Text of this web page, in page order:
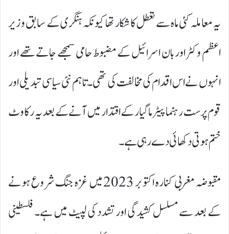
یہ معاملہ کئی ماہ سے تعطل کا شکار تھا کیونکہ ہنگری کے سابق وزیر
اعظم وکٹر اوربان اسرائیل کے مضبوط حامی سمجھے جاتے تھے اور
انہوں نے اس اقدام کی مخالفت کی تھی۔ تاہم نئی سیاسی تبدیلی اور
قوم پرست رہنما پیٹر ماگیار کے اقتدار میں آنے کے بعد یہ رکاوٹ
ختم ہوتی دکھائی دے رہی ہے۔
مقبوضہ مغربی کنارہ اکتوبر 2023 میں غزہ جنگ شروع ہونے
کے بعد سے مسلسل کشیدگی اور تشدد کی لپیٹ میں ہے۔ فلسطینی